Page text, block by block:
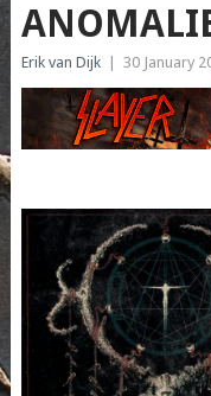
Erik van Dijk 30 January